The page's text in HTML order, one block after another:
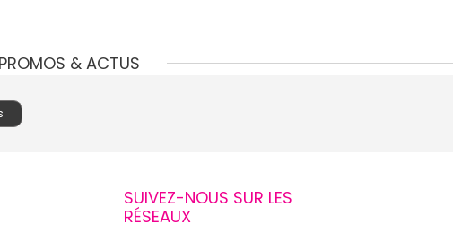
& ACTUS
SUIVEZ-NOUS SUR LES
RÉSEAUX